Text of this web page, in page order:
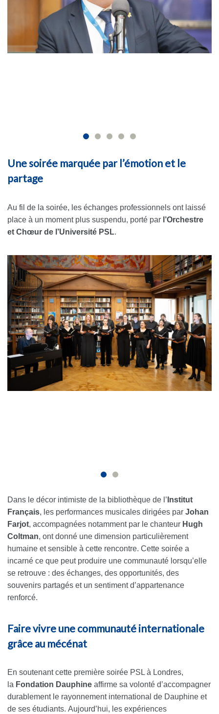
Une soirée marquée par l’émotion et le
partage
Au fil de la soirée, les échanges professionnels ont laissé
place à un moment plus suspendu, porté par l’Orchestre
et Chœur de l’Université PSL.
Dans le décor intimiste de la bibliothèque de l’ Institut
Français, les performances musicales dirigées par Johan
Farjot, accompagnées notamment par le chanteur Hugh
Coltman, ont donné une dimension particulièrement
humaine et sensible à cette rencontre. Cette soirée a
incarné ce que peut produire une communauté lorsqu’elle
se retrouve : des échanges, des opportunités, des
souvenirs partagés et un sentiment d’appartenance
renforcé.
Faire vivre une communauté internationale
grâce au mécénat
En soutenant cette première soirée PSL à Londres,
la Fondation Dauphine affirme sa volonté d’accompagner
durablement le rayonnement international de Dauphine et
de ses étudiants. Aujourd’hui, les expériences